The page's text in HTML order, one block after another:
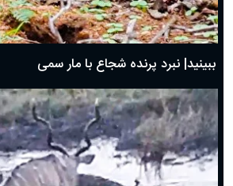
ببینید| نبرد پرنده شجاع با مار سمی